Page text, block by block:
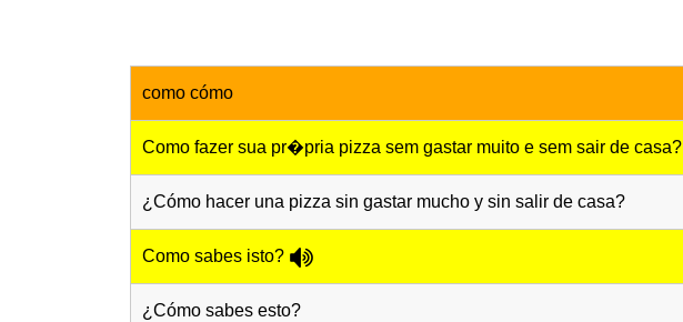
como cómo
Como fazer sua pr�pria pizza sem gastar muito e sem sair de casa?
¿Cómo hacer una pizza sin gastar mucho y sin salir de casa?
Como sabes isto?
¿Cómo sabes esto?